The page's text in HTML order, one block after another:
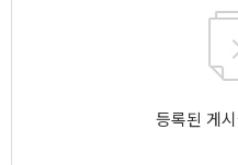
등록된 게